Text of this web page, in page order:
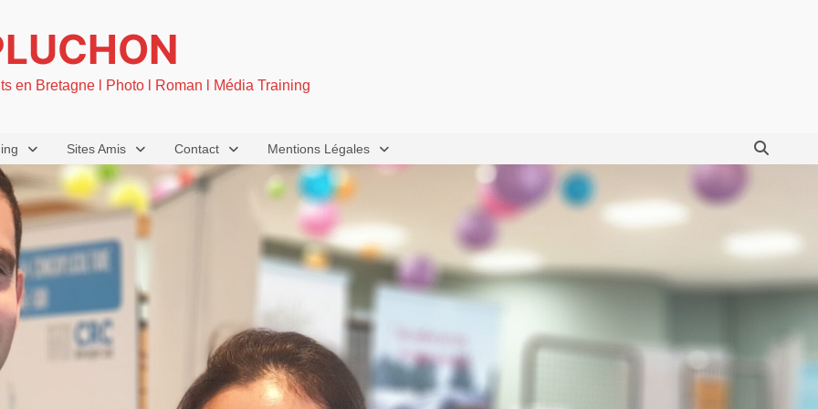
en Bretagne l Photo l Roman l Média Training
Sites Amis Contact Mentions Légales